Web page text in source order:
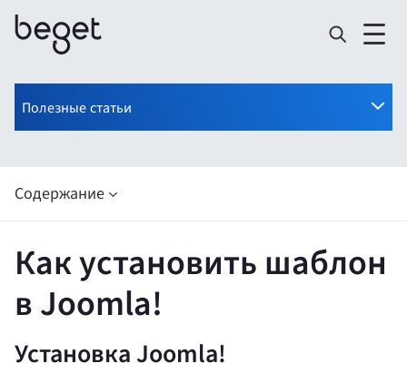
Полезные статьи
Содержание
Как установить шаблон
в Joomla!
Установка Joomla!